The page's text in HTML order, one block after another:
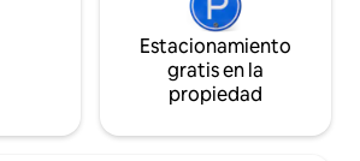
Estacionamiento
gratis en la
propiedad